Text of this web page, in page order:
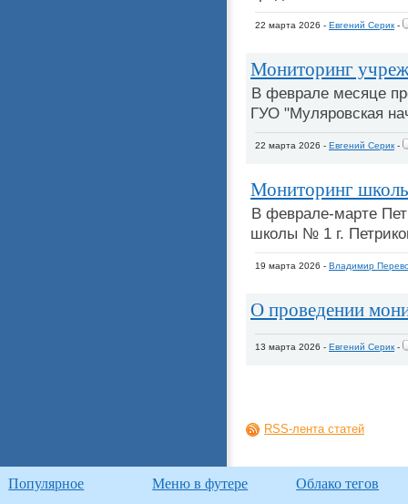
22 марта 2026 - Евгений Серик -
Мониторинг
В феврале месяце
ГУО "Муляровская
22 марта 2026 - Евгений Серик -
Мониторинг
В феврале-марте
школы № 1 г.
19 марта 2026 - Владимир
О проведении
13 марта 2026 - Евгений Серик -
RSS-лента статей
Популярное Меню в футере Облако тегов